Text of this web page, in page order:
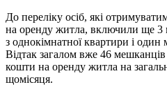
До переліку осіб, які
на оренду житла, включили ще 3
з однокімнатної квартири і один
Відтак загалом вже 46
кошти на оренду житла на
щомісяця.